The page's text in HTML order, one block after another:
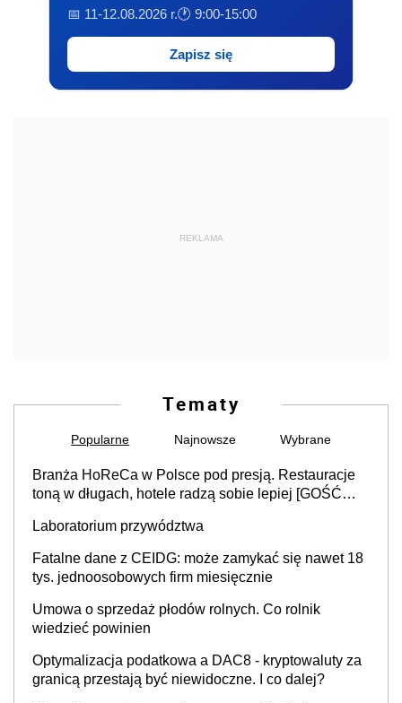
📅 11-12.08.2026 r.🕐 9:00-15:00
Zapisz się
REKLAMA
Tematy
Popularne Najnowsze Wybrane
Branża HoReCa w Polsce pod presją. Restauracje
toną w długach, hotele radzą sobie lepiej [GOŚĆ
Laboratorium przywództwa
Fatalne dane z CEIDG: może zamykać się nawet 18
tys. jednoosobowych firm miesięcznie
Umowa o sprzedaż płodów rolnych. Co rolnik
wiedzieć powinien
Optymalizacja podatkowa a DAC8 - kryptowaluty za
granicą przestają być niewidoczne. I co dalej?